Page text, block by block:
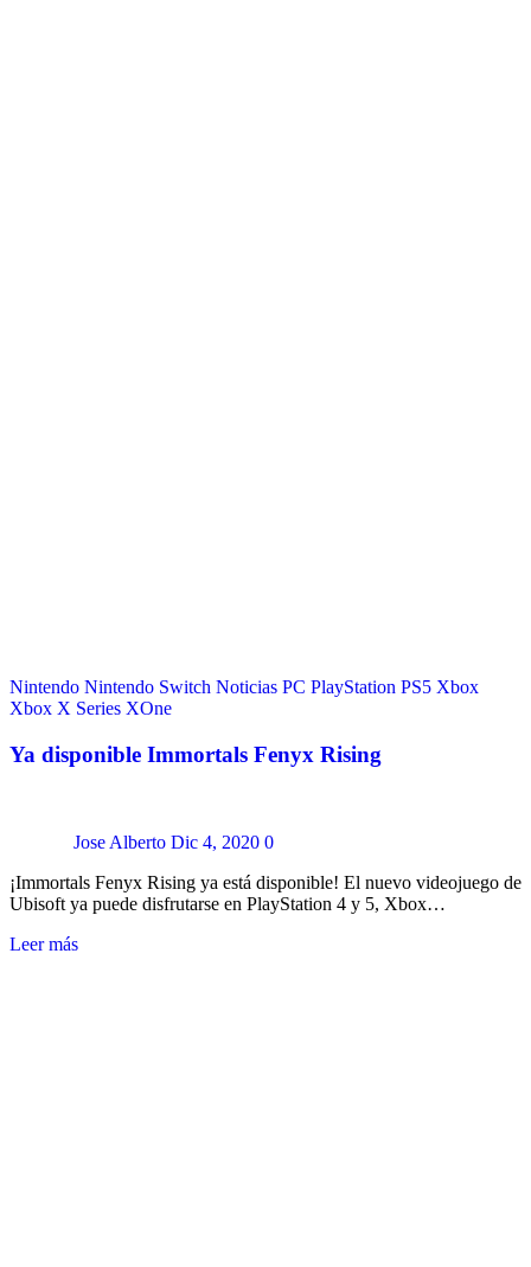
Nintendo Nintendo Switch Noticias PC PlayStation PS5 Xbox
Xbox X Series XOne
Ya disponible Immortals Fenyx Rising
Jose Alberto Dic 4, 2020 0
¡Immortals Fenyx Rising ya está disponible! El nuevo videojuego de
Ubisoft ya puede disfrutarse en PlayStation 4 y 5, Xbox…
Leer más